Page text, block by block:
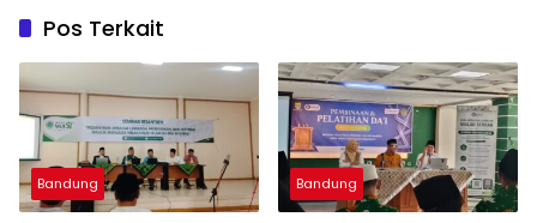
Pos Terkait
Bandung Bandung